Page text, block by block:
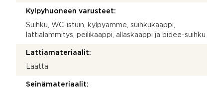
Kylpyhuoneen varusteet:
Suihku, WC-istuin, kylpyamme, suihkukaappi,
lattialämmitys, peilikaappi, allaskaappi ja bidee-suihku
Lattiamateriaalit:
Laatta
Seinämateriaalit: